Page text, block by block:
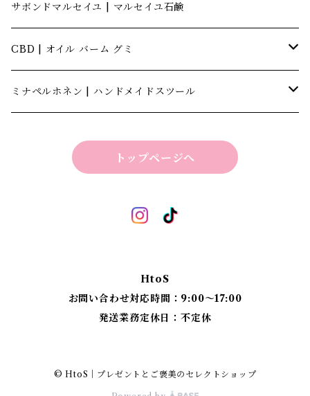
サボンドマルセイユ | マルセイユ石鹸
CBD | オイル バーム グミ
キャナテック | CannaTech
ミナペルホネン | ハンドメイドスツール
折り畳みスツール
丸脚四角スツール
細脚四角スツール
トップページへ
HtoS
お問い合わせ対応時間：9:00〜17:00
発送業務定休日：不定休
© HtoS｜プレゼントとご褒美のセレクトショップ